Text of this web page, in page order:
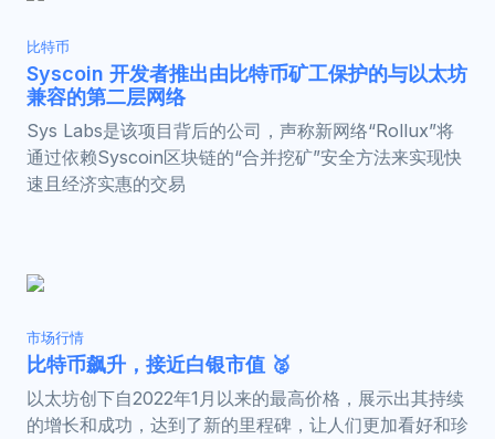
比特币
Syscoin 开发者推出由比特币矿工保护的与以太坊
兼容的第二层网络
Sys Labs是该项目背后的公司，声称新网络“Rollux”将
通过依赖Syscoin区块链的“合并挖矿”安全方法来实现快
速且经济实惠的交易
市场行情
比特币飙升，接近白银市值 🥈
以太坊创下自2022年1月以来的最高价格，展示出其持续
的增长和成功，达到了新的里程碑，让人们更加看好和珍